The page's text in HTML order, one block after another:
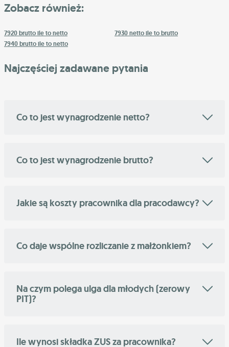
Zobacz również:
7920 brutto ile to netto
7930 netto ile to brutto
7940 brutto ile to netto
Najczęściej zadawane pytania
Co to jest wynagrodzenie netto?
Co to jest wynagrodzenie brutto?
Jakie są koszty pracownika dla pracodawcy?
Co daje wspólne rozliczanie z małżonkiem?
Na czym polega ulga dla młodych (zerowy
PIT)?
Ile wynosi składka ZUS za pracownika?